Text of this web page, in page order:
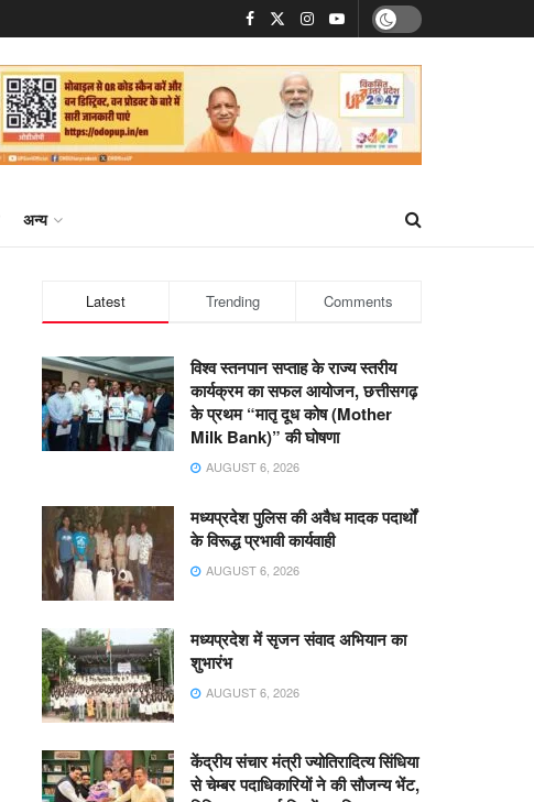
अन्य
Latest Trending Comments
विश्व स्तनपान सप्ताह के राज्य स्तरीय
कार्यक्रम का सफल आयोजन, छत्तीसगढ़
के प्रथम “मातृ दूध कोष (Mother
Milk Bank)” की घोषणा
AUGUST 6, 2026
मध्यप्रदेश पुलिस की अवैध मादक पदार्थों
के विरूद्ध प्रभावी कार्यवाही
AUGUST 6, 2026
मध्यप्रदेश में सृजन संवाद अभियान का
शुभारंभ
AUGUST 6, 2026
केंद्रीय संचार मंत्री ज्योतिरादित्य सिंधिया
से चेम्बर पदाधिकारियों ने की सौजन्य भेंट,